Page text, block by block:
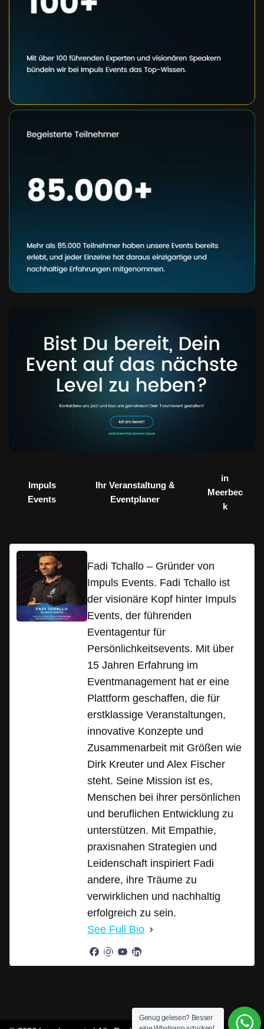
Impuls
Events
Ihr Veranstaltung &
Eventplaner
in
Meerbec
k
Fadi Tchallo – Gründer von
Impuls Events. Fadi Tchallo ist
der visionäre Kopf hinter Impuls
Events, der führenden
Eventagentur für
Persönlichkeitsevents. Mit über
15 Jahren Erfahrung im
Eventmanagement hat er eine
Plattform geschaffen, die für
erstklassige Veranstaltungen,
innovative Konzepte und
Zusammenarbeit mit Größen wie
Dirk Kreuter und Alex Fischer
steht. Seine Mission ist es,
Menschen bei ihrer persönlichen
und beruflichen Entwicklung zu
unterstützen. Mit Empathie,
praxisnahen Strategien und
Leidenschaft inspiriert Fadi
andere, ihre Träume zu
verwirklichen und nachhaltig
erfolgreich zu sein.
See Full Bio
Genug gelesen? Besser